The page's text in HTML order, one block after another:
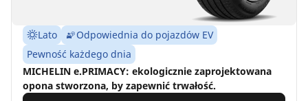
Lato
Odpowiednia do pojazdów EV
Pewność każdego dnia
MICHELIN e.PRIMACY: ekologicznie zaprojektowana
opona stworzona, by zapewnić trwałość.